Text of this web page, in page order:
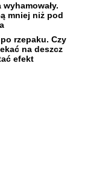
wyhamowały.
mniej niż pod
rzepaku. Czy
na deszcz
efekt